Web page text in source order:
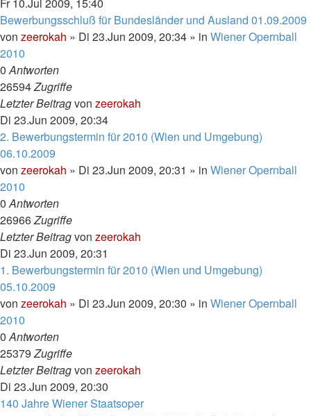
Bewerbungsschluß für Bundesländer und Ausland 01.09.2009
von zeerokah » Di 23.Jun 2009, 20:34 » in Wiener Opernball
2010
0Antworten
26594Zugriffe
Letzter Beitragvon zeerokah
Di 23.Jun 2009, 20:34
2. Bewerbungstermin für 2010 (Wien und Umgebung)
06.10.2009
von zeerokah » Di 23.Jun 2009, 20:31 » in Wiener Opernball
2010
0Antworten
26966Zugriffe
Letzter Beitragvon zeerokah
Di 23.Jun 2009, 20:31
1. Bewerbungstermin für 2010 (Wien und Umgebung)
05.10.2009
von zeerokah » Di 23.Jun 2009, 20:30 » in Wiener Opernball
2010
0Antworten
25379Zugriffe
Letzter Beitragvon zeerokah
Di 23.Jun 2009, 20:30
140 Jahre Wiener Staatsoper